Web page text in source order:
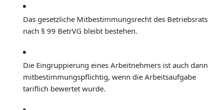
Das gesetzliche Mitbestimmungsrecht des Betriebsrats
nach § 99 BetrVG bleibt bestehen.
Die Eingruppierung eines Arbeitnehmers ist auch dann
mitbestimmungspflichtig, wenn die Arbeitsaufgabe
tariflich bewertet wurde.